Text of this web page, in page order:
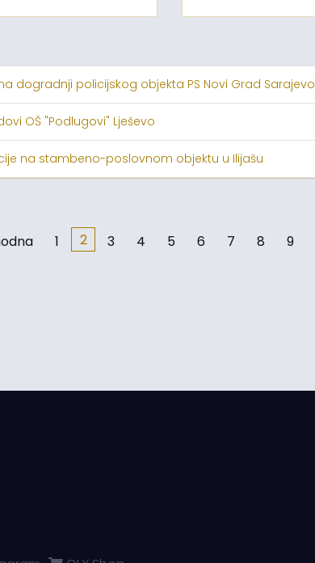
dogradnji policijskog objekta PS Novi Grad Sarajevo
OŠ "Podlugovi" Lješevo
na stambeno-poslovnom objektu u Ilijašu
1 2 3 4 5 6 7 8 9